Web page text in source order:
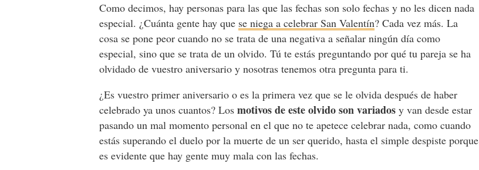
Como decimos, hay personas para las que las fechas son solo fechas y no les dicen nada
especial. ¿Cuánta gente hay que se niega a celebrar San Valentín? Cada vez más. La
cosa se pone peor cuando no se trata de una negativa a señalar ningún día como
especial, sino que se trata de un olvido. Tú te estás preguntando por qué tu pareja se ha
olvidado de vuestro aniversario y nosotras tenemos otra pregunta para ti.
¿Es vuestro primer aniversario o es la primera vez que se le olvida después de haber
celebrado ya unos cuantos? Losmotivos de este olvido son variados y van desde estar
pasando un mal momento personal en el que no te apetece celebrar nada, como cuando
estás superando el duelo por la muerte de un ser querido, hasta el simple despiste porque
es evidente que hay gente muy mala con las fechas.